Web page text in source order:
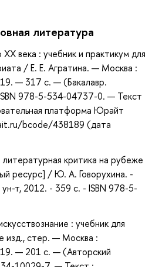
литература
века : учебник и практикум для
/ Е. Е. Агратина. — Москва :
— 317 с. — (Бакалавр.
978-5-534-04737-0. — Текст
платформа Юрайт
bcode/438189 (дата
критика на рубеже
ресурс] / Ю. А. Говорухина. -
т, 2012. - 359 с. - ISBN 978-5-
: учебник для
изд., стер. — Москва :
— 201 с. — (Авторский